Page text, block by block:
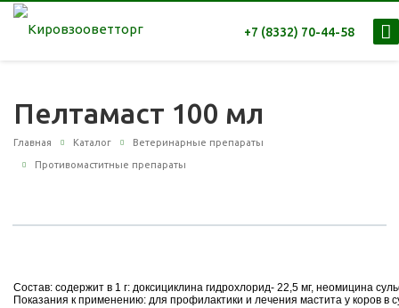
+7 (8332) 70-44-58
Пелтамаст 100 мл
Главная Каталог Ветеринарные препараты
Противомаститные препараты
Состав: содержит в 1 г: доксициклина гидрохлорид- 22,5 мг, неомицина
Показания к применению: для профилактики и лечения мастита у коров в